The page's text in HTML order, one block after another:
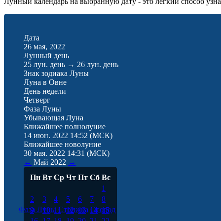
Дата
26 мая, 2022
Лунный день
25 лун. день → 26 лун. день
Знак зодиака Луны
Луна в Овне
День недели
Четверг
Фаза Луны
Убывающая Луна
Ближайшее полнолуние
14 июн. 2022 14:52 (МСК)
Ближайшее новолуние
30 мая. 2022 14:31 (МСК)
← Май 2022 →
Пн Вт Ср Чт Пт Сб Вс
1
2
3 4 5 6 7
8
9
10 11 12 13 14 15
Фаза Луны Стрижка Огород